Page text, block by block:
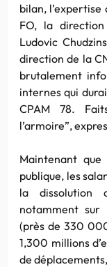
bilan,
FO, la
Ludovic
direction de la
brutalement
internes qui
CPAM 78.
l’armoire”,
Maintenant
publique, les
la dissolution
notamment sur
(près de 330
1,300 millions
de